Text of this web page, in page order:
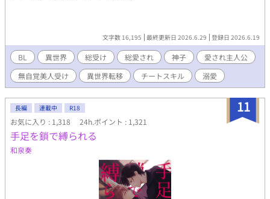
文字数 16,195 最終更新日 2026.6.29 登録日 2026.6.19
BL 異世界 総受け 総愛され 神子
愛され主人公
無自覚美人受け
異世界転移 チートスキル 溺愛
11
長編 連載中 R18
お気に入り : 1,318 24h.ポイント : 1,321
手足を鎖で縛られる
和泉奏